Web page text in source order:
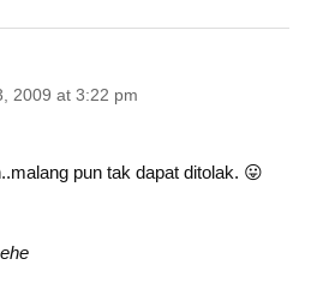
2009 at 3:22 pm
pun tak dapat ditolak. 😛